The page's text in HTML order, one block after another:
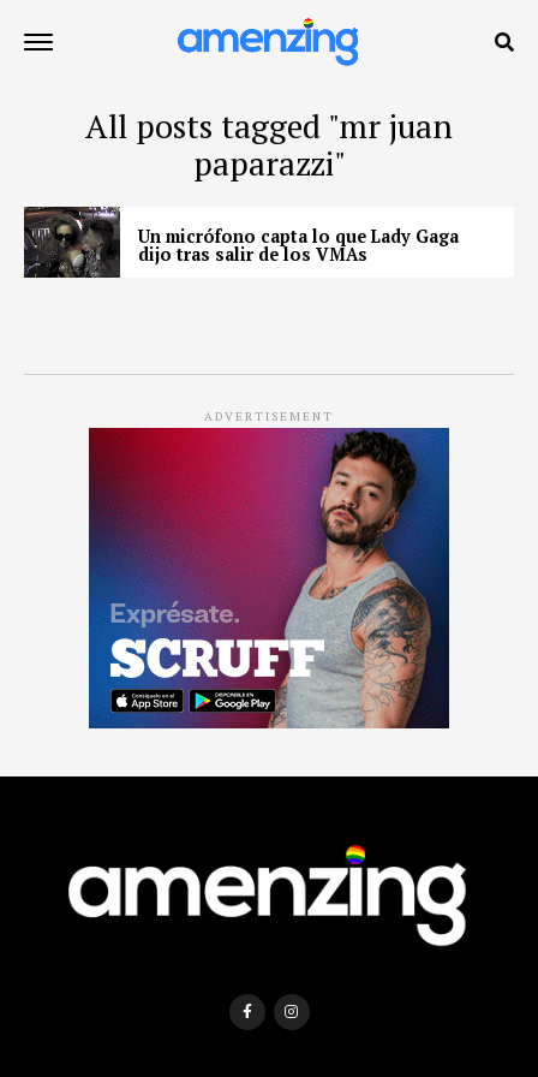
All posts tagged "mr juan
paparazzi"
Un micrófono capta lo que Lady Gaga
dijo tras salir de los VMAs
ADVERTISEMENT